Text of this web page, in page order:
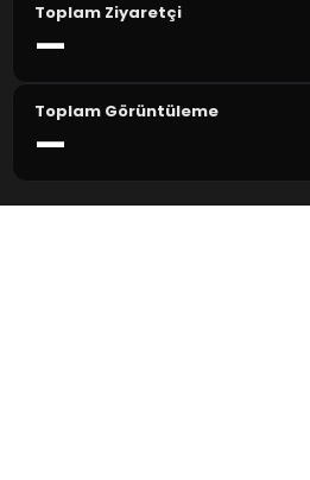
Toplam Ziyaretçi
—
Toplam Görüntüleme
—